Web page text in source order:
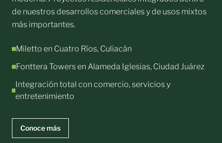
de nuestros desarrollos comerciales y de usos mixtos
más importantes.
Miletto en Cuatro Ríos, Culiacán
Fonttera Towers en Alameda Iglesias, Ciudad Juárez
Integración total con comercio, servicios y
entretenimiento
Conoce más